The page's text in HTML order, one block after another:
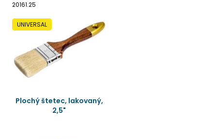
20161.25
UNIVERSAL
Plochý štetec, lakovaný,
2,5"